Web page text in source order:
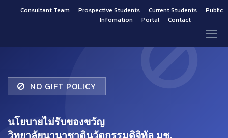
Consultant Team Prospective Students Current Students
Public
Infomation
Portal Contact
NO GIFT POLICY
นโยบายไม่รับของขวัญ
วิทยาลัยนานาชาตินวัตกรรมดิจิทัล มช.